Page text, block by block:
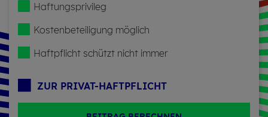
Haf­tungs­pri­vi­leg
Kos­ten­be­tei­li­gung mög­lich
Haft­pflicht schützt nicht immer
ZUR PRI­VAT-HAFT­PFLICHT